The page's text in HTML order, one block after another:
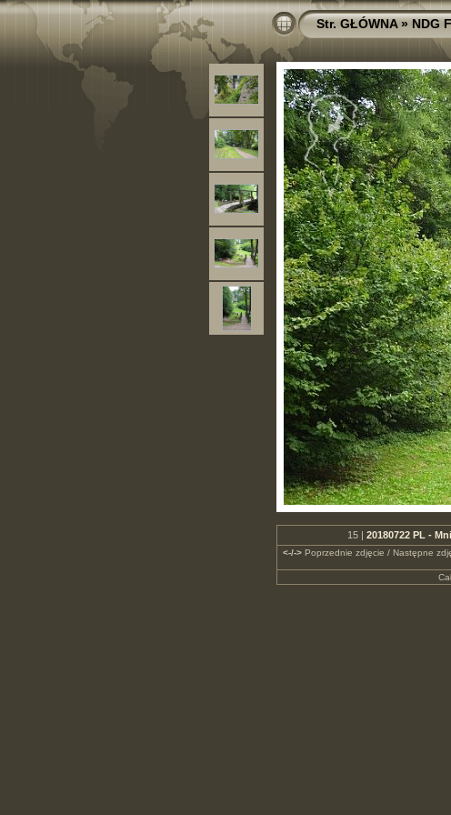
Str. GŁÓWNA»NDG
15 | 20180722 PL -
<-/->Poprzednie zdjęcie / Następne